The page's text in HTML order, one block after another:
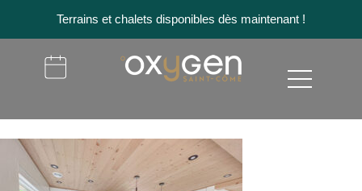
Terrains et chalets disponibles dès maintenant !